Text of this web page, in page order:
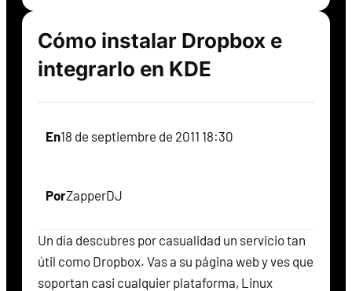
Cómo instalar Dropbox e
integrarlo en KDE
En18 de septiembre de 2011 18:30
PorZapperDJ
Un día descubres por casualidad un servicio tan
útil como Dropbox. Vas a su página web y ves que
soportan casi cualquier plataforma, Linux